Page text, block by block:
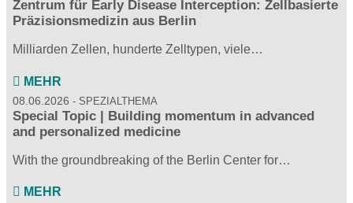
Zentrum für Early Disease Interception: Zellbasierte
Präzisionsmedizin aus Berlin
Milliarden Zellen, hunderte Zelltypen, viele…
MEHR
08.06.2026 SPEZIALTHEMA
Special Topic | Building momentum in advanced
and personalized medicine
With the groundbreaking of the Berlin Center for…
MEHR